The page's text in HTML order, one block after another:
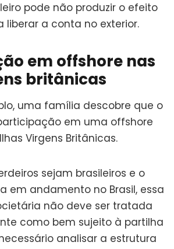
pode não produzir o efeito
liberar a conta no exterior.
em offshore nas
britânicas
uma família descobre que o
em uma offshore
Virgens Britânicas.
sejam brasileiros e o
em andamento no Brasil, essa
não deve ser tratada
como bem sujeito à partilha
analisar a estrutura